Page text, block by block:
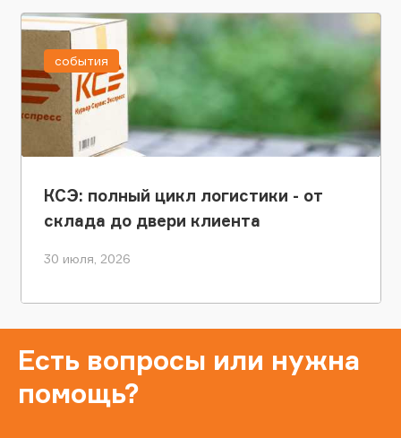
КСЭ: полный цикл логистики - от
склада до двери клиента
30 июля, 2026
события
Есть вопросы или нужна
помощь?